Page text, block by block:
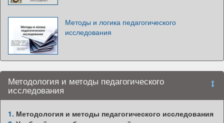
Методы и логика педагогического
исследования
Методология и методы педагогического
исследования
1. Методология и методы педагогического исследования